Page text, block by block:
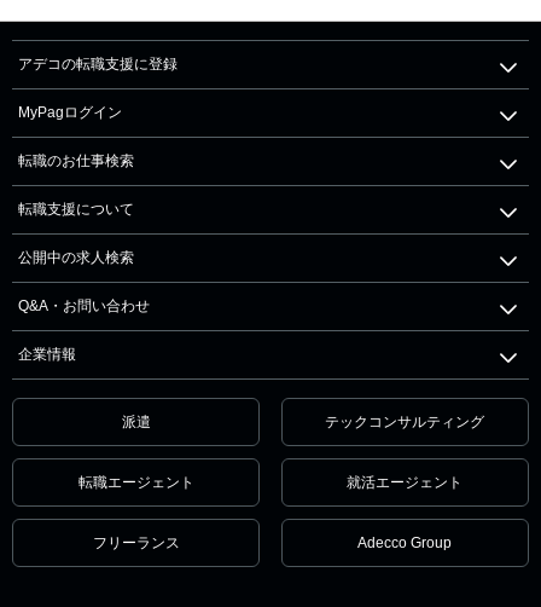
アデコの転職支援に登録
MyPagログイン
転職のお仕事検索
転職支援について
公開中の求人検索
Q&A・お問い合わせ
企業情報
派遣 テックコンサルティング
転職エージェント 就活エージェント
フリーランス Adecco Group